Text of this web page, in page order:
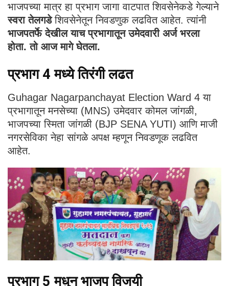
भाजपच्या मात्र हा प्रभाग जागा वाटपात शिवसेनेकडे गेल्याने
स्वरा तेलगडेशिवसेनेतून निवडणुक लढवित आहेत. त्यांनी
भाजपतर्फे देखील याच प्रभागातून उमेदवारी अर्ज भरला
होता. तो आज मागे घेतला.
प्रभाग 4 मध्ये तिरंगी लढत
Guhagar Nagarpanchayat Election Ward 4 या
प्रभागातून मनसेच्या (MNS) उमेदवार कोमल जांगळी,
भाजपच्या स्मिता जांगळी (BJP SENA YUTI) आणि माजी
नगरसेविका नेहा सांगळे अपक्ष म्हणून निवडणूक लढवित
आहेत.
प्रभाग 5 मधुन भाजप विजयी